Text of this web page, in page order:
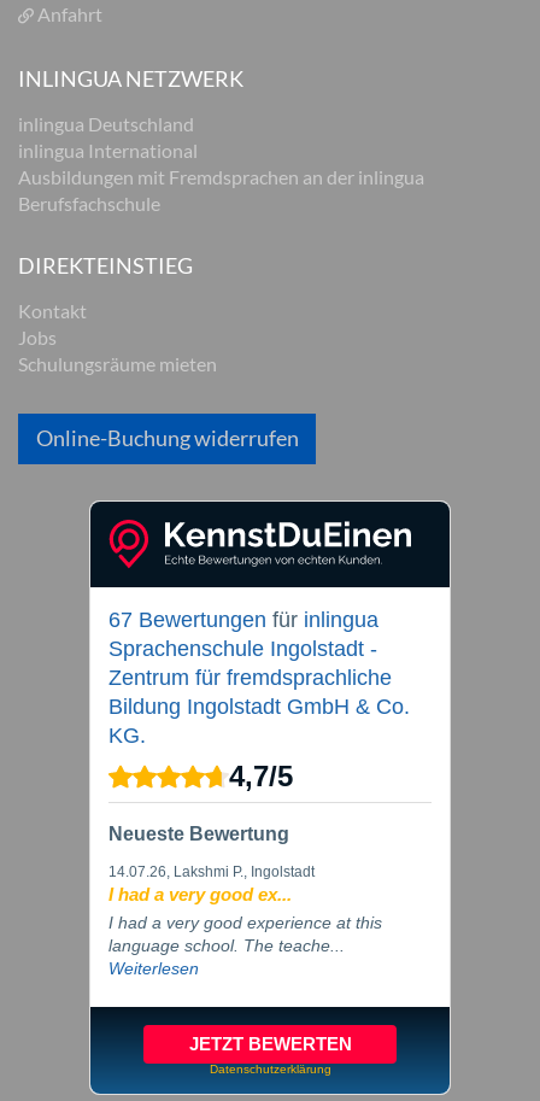
Anfahrt
INLINGUA NETZWERK
inlingua Deutschland
inlingua International
Ausbildungen mit Fremdsprachen an der inlingua
Berufsfachschule
DIREKTEINSTIEG
Kontakt
Jobs
Schulungsräume mieten
Online-Buchung widerrufen
67 Bewertungen für inlingua
Sprachenschule Ingolstadt -
Zentrum für fremdsprachliche
Bildung Ingolstadt GmbH & Co.
KG.
4,7/5
Neueste Bewertung
14.07.26, Lakshmi P., Ingolstadt
I had a very good ex...
I had a very good experience at this
language school. The teache...
Weiterlesen
JETZT BEWERTEN
Datenschutzerklärung